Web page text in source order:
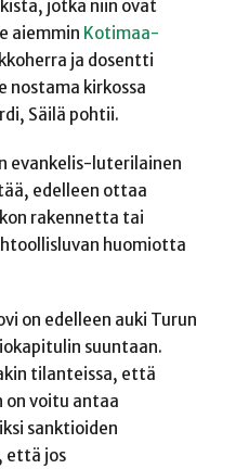
jotka niin ovat
aiemmin Kotimaa-
ja dosentti
nostama kirkossa
Säilä pohtii.
evankelis-luterilainen
edelleen ottaa
rakennetta tai
huomiotta
on edelleen auki Turun
suuntaan.
tilanteissa, että
on voitu antaa
sanktioiden
että jos